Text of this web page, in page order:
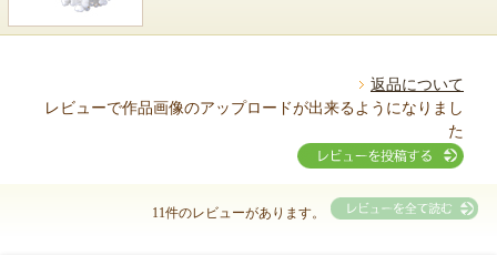
返品について
レビューで作品画像のアップロードが出来るようになりまし
た
11件のレビューがあります。